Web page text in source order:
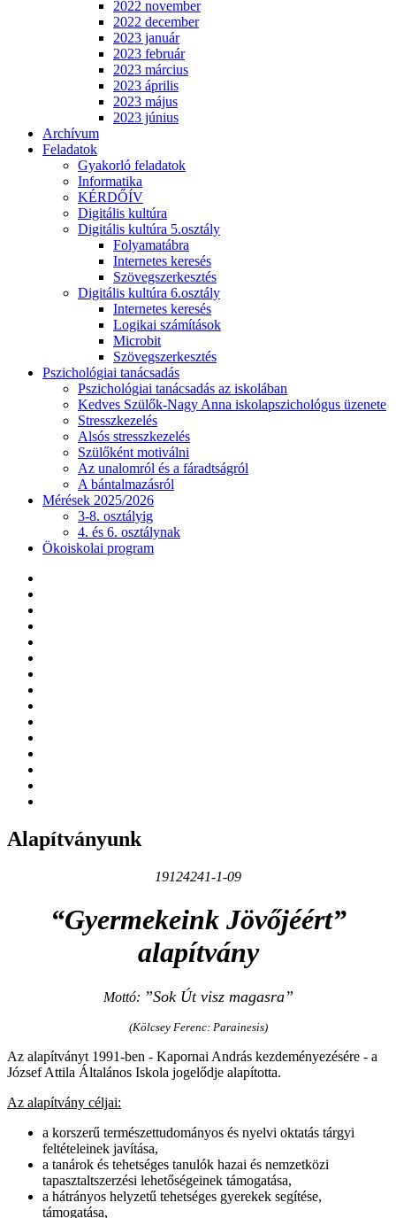
2022 november
2022 december
2023 január
2023 február
2023 március
2023 április
2023 május
2023 június
Archívum
Feladatok
Gyakorló feladatok
Informatika
KÉRDŐÍV
Digitális kultúra
Digitális kultúra 5.osztály
Folyamatábra
Internetes keresés
Szövegszerkesztés
Digitális kultúra 6.osztály
Internetes keresés
Logikai számítások
Microbit
Szövegszerkesztés
Pszichológiai tanácsadás
Pszichológiai tanácsadás az iskolában
Kedves Szülők-Nagy Anna iskolapszichológus üzenete
Stresszkezelés
Alsós stresszkezelés
Szülőként motiválni
Az unalomról és a fáradtságról
A bántalmazásról
Mérések 2025/2026
3-8. osztályig
4. és 6. osztálynak
Ökoiskolai program
Alapítványunk
19124241-1-09
“Gyermekeink Jövőjéért”
alapítvány
Mottó: ”Sok Út visz magasra”
(Kölcsey Ferenc: Parainesis)
Az alapítványt 1991-ben - Kapornai András kezdeményezésére - a
József Attila Általános Iskola jogelődje alapította.
Az alapítvány céljai:
a korszerű természettudományos és nyelvi oktatás tárgyi
feltételeinek javítása,
a tanárok és tehetséges tanulók hazai és nemzetközi
tapasztaltszerzési lehetőségeinek támogatása,
a hátrányos helyzetű tehetséges gyerekek segítése,
támogatása,